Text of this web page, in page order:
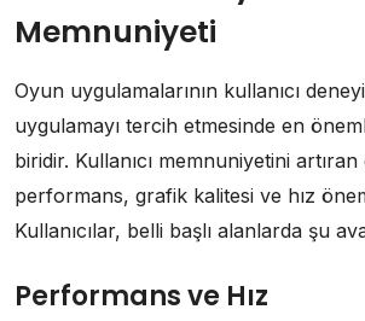
Memnuniyeti
Oyun uygulamalarının kullanıcı
uygulamayı tercih etmesinde en
biridir. Kullanıcı memnuniyetini
performans, grafik kalitesi ve hız
Kullanıcılar, belli başlı alanlarda şu
Performans ve Hız